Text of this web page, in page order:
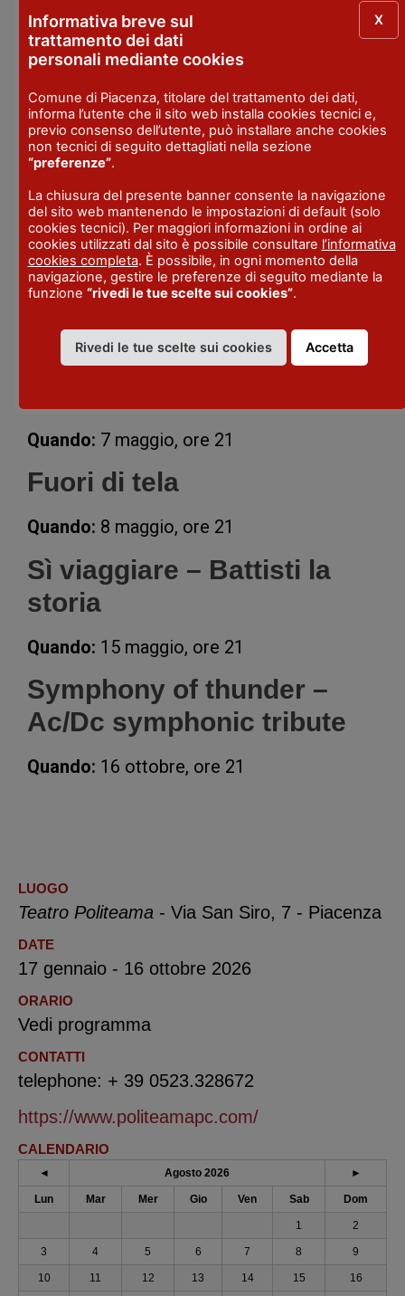
Quando:28 marzo , ore 21
Omaggio a Ennio
Morricone – Orchestra
Tebaide
Queen
Quando: 10 aprile 2026, ore 21
The full monty
Quando: 18 aprile 2026, ore 21
Quando: 7 maggio, ore 21
Fuori di tela
Quando: 8 maggio, ore 21
Sì viaggiare – Battisti la
storia
Quando: 15 maggio, ore 21
Symphony of thunder –
Ac/Dc symphonic tribute
Quando: 16 ottobre, ore 21
LUOGO
Teatro Politeama - Via San Siro, 7 - Piacenza
DATE
17 gennaio - 16 ottobre 2026
ORARIO
Vedi programma
CONTATTI
telephone: + 39 0523.328672
https://www.politeamapc.com/
CALENDARIO
◄ Agosto 2026 ►
Lun Mar Mer Gio Ven Sab Dom
1 2
3 4 5 6 7 8 9
10 11 12 13 14 15 16
Informativa breve sul
trattamento dei dati
personali mediante cookies
Comune di Piacenza, titolare del trattamento dei dati,
informa l’utente che il sito web installa cookies tecnici e,
previo consenso dell’utente, può installare anche cookies
non tecnici di seguito dettagliati nella sezione
“preferenze”.
La chiusura del presente banner consente la navigazione
del sito web mantenendo le impostazioni di default (solo
cookies tecnici). Per maggiori informazioni in ordine ai
cookies utilizzati dal sito è possibile consultare l’informativa
cookies completa. È possibile, in ogni momento della
navigazione, gestire le preferenze di seguito mediante la
funzione “rivedi le tue scelte sui cookies”.
Rivedi le tue scelte sui cookies Accetta
X